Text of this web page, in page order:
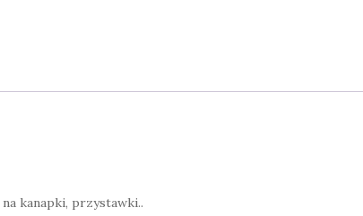
granaty,
kanapki, przystawki..